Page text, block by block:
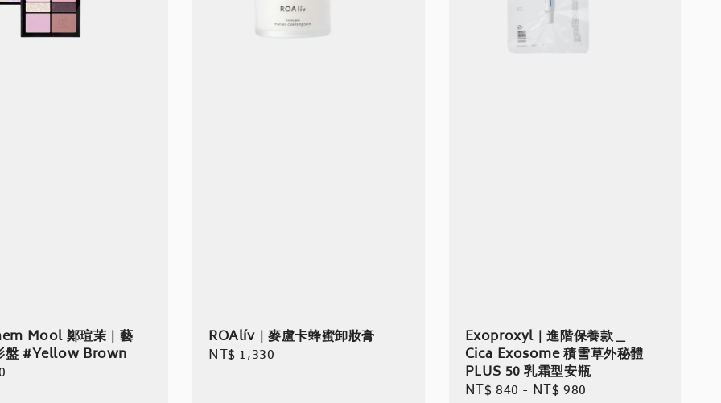
Mool 鄭瑄茉｜藝
盤 #Yellow Brown
ROAlív｜麥盧卡蜂蜜卸妝膏
Regular
NT$ 1,330
Exoproxyl｜進階保養款＿
Cica Exosome 積雪草外秘體
PLUS 50 乳霜型安瓶
Regular
NT$ 840 - NT$ 980